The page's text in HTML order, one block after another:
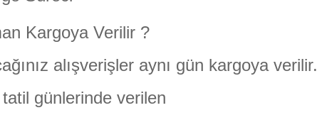
Kargoya Verilir ?
alışverişler aynı gün kargoya verilir.
günlerinde verilen